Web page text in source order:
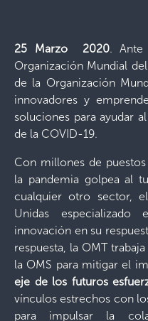
25 Marzo 2020. Ante
Organización Mundial
de la Organización
innovadores y
soluciones para ayudar
de la COVID-19.
Con millones de
la pandemia golpea al
cualquier otro sector,
Unidas
innovación en su
respuesta, la OMT
la OMS para mitigar el
eje de los futuros
vínculos estrechos con
para impulsar la